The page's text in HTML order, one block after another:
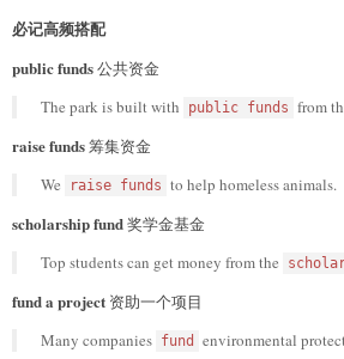
必记高频搭配
public funds公共资金
The park is built with
public funds from
raise funds筹集资金
We
raise funds to help homeless animals.
scholarship fund奖学金基金
Top students can get money from the
fund a project 资助一个项目
Many companies fund environmental